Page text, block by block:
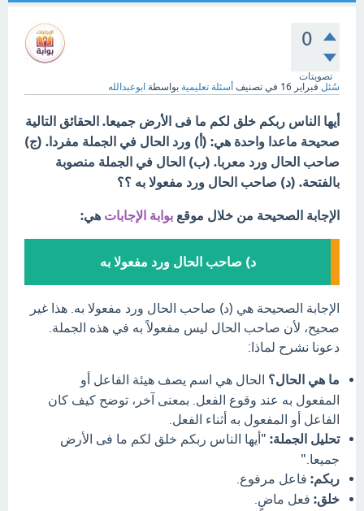
0
تصويتات
سُئل فبراير 16 في تصنيف أسئلة تعليمية بواسطة ابوعبدالله
أيها الناس ربكم خلق لكم ما فى الأرض جميعا. الحقائق التالية
صحيحة ماعدا واحدة هي: (أ) ورد الحال في الجملة مفردا. (ج)
صاحب الحال ورد معربا. (ب) الحال في الجملة منصوبة
بالفتحة. (د) صاحب الحال ورد مفعولا به ؟؟
الإجابة الصحيحة من خلال موقع بوابة الإجابات هي:
د) صاحب الحال ورد مفعولا به
الإجابة الصحيحة هي (د) صاحب الحال ورد مفعولا به. هذا غير
صحيح، لأن صاحب الحال ليس مفعولاً به في هذه الجملة.
دعونا نشرح لماذا:
ما هي الحال؟ الحال هي اسم يصف هيئة الفاعل أو
المفعول به عند وقوع الفعل. بمعنى آخر، توضح كيف كان
الفاعل أو المفعول به أثناء الفعل.
تحليل الجملة: "أيها الناس ربكم خلق لكم ما فى الأرض
جميعا."
ربكم: فاعل مرفوع.
خلق: فعل ماضٍ.